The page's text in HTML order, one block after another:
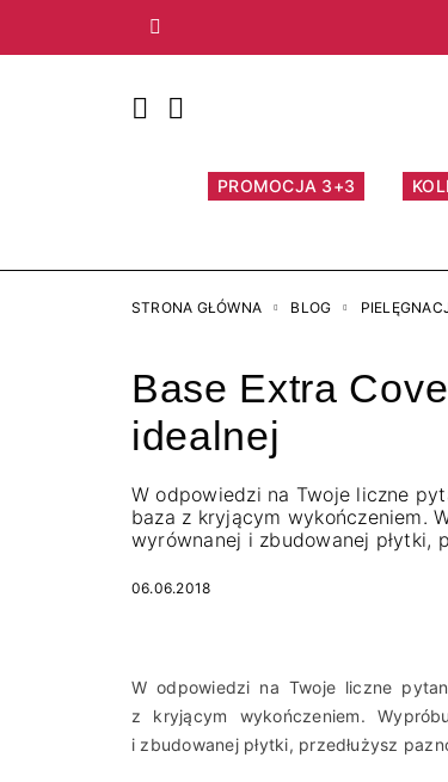
Poprzedni
PROMOCJA 3+3
STRONA GŁÓWNA BLOG
Base Extra
idealnej
W odpowiedzi na Twoje liczne
baza z kryjącym wykończeniem.
wyrównanej i zbudowanej płytki,
06.06.2018
W odpowiedzi na Twoje liczne
z kryjącym wykończeniem.
i zbudowanej płytki, przedłużysz